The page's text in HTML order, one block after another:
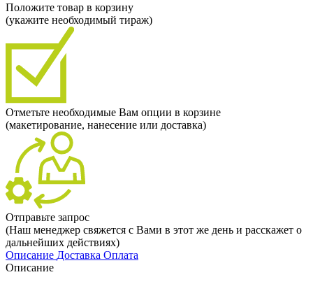
Положите товар в корзину
(укажите необходимый тираж)
Отметьте необходимые Вам опции в корзине
(макетирование, нанесение или доставка)
Отправьте запрос
(Наш менеджер свяжется с Вами в этот же день и расскажет о
дальнейших действиях)
Описание Доставка Оплата
Описание